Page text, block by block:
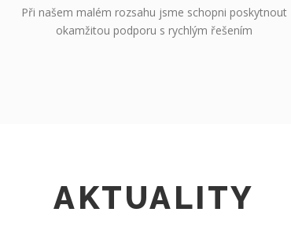
Při našem malém rozsahu jsme schopni poskytnout
okamžitou podporu s rychlým řešením
AKTUALITY